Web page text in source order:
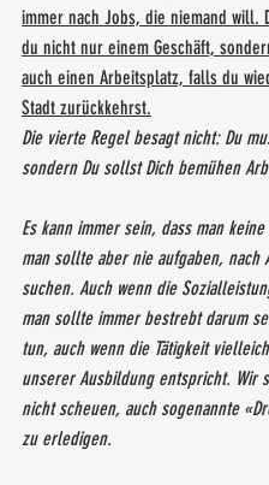
immer nach Jobs, die niemand will.
du nicht nur einem Geschäft,
auch einen Arbeitsplatz, falls du
Stadt zurückkehrst.
Die vierte Regel besagt nicht: Du
sondern Du sollst Dich bemühen
Es kann immer sein, dass man
man sollte aber nie aufgaben, nach
suchen. Auch wenn die
man sollte immer bestrebt darum
tun, auch wenn die Tätigkeit
unserer Ausbildung entspricht. Wir
nicht scheuen, auch sogenannte
zu erledigen.